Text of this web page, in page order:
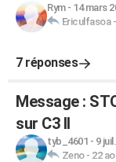
Rym- 14 mars
Ericulfasoa-
7 réponses
Message :
sur C3 II
tyb_4601 - 9
Zeno- 22